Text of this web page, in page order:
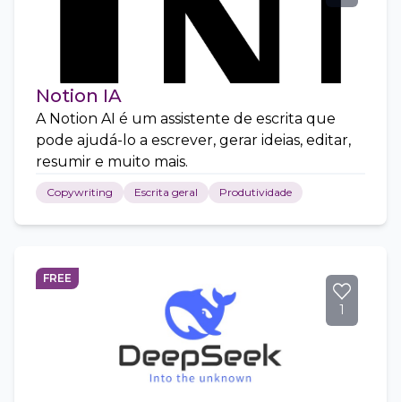
Notion IA
A Notion AI é um assistente de escrita que
pode ajudá-lo a escrever, gerar ideias, editar,
resumir e muito mais.
Copywriting Escrita geral Produtividade
FREE
1